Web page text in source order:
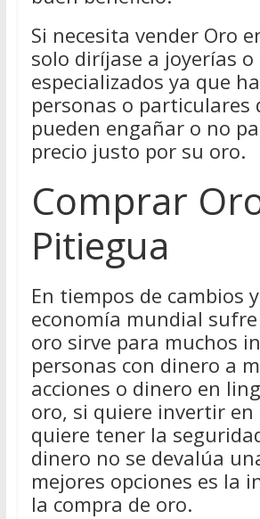
Si necesita vender Oro
solo diríjase a joyerías o
especializados ya que
personas o particulares
pueden engañar o no
precio justo por su oro.
Comprar
Pitiegua
En tiempos de cambios
economía mundial
oro sirve para muchos
personas con dinero a
acciones o dinero en
oro, si quiere invertir en
quiere tener la
dinero no se devalúa
mejores opciones es la
la compra de oro.